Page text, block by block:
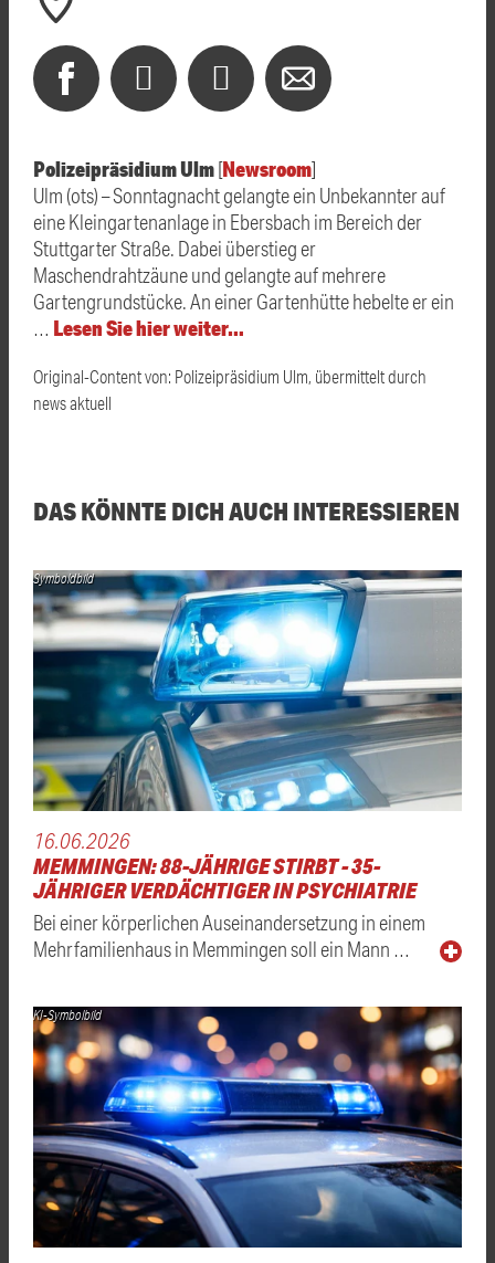
Polizeipräsidium Ulm[Newsroom]
Ulm (ots) – Sonntagnacht gelangte ein Unbekannter auf
eine Kleingartenanlage in Ebersbach im Bereich der
Stuttgarter Straße. Dabei überstieg er
Maschendrahtzäune und gelangte auf mehrere
Gartengrundstücke. An einer Gartenhütte hebelte er ein
… Lesen Sie hier weiter…
Original-Content von: Polizeipräsidium Ulm, übermittelt durch
news aktuell
DAS KÖNNTE DICH AUCH INTERESSIEREN
Symboldbild
16.06.2026
MEMMINGEN: 88-JÄHRIGE STIRBT - 35-
JÄHRIGER VERDÄCHTIGER IN PSYCHIATRIE
Bei einer körperlichen Auseinandersetzung in einem
Mehrfamilienhaus in Memmingen soll ein Mann …
KI-Symbolbild